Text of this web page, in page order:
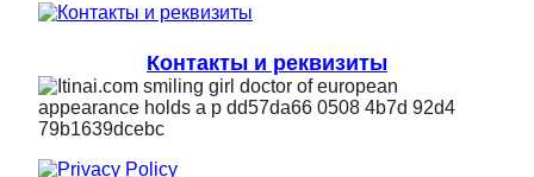
Контакты и реквизиты